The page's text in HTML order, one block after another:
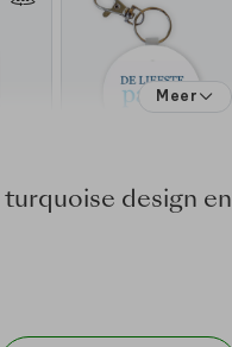
Meer
design en